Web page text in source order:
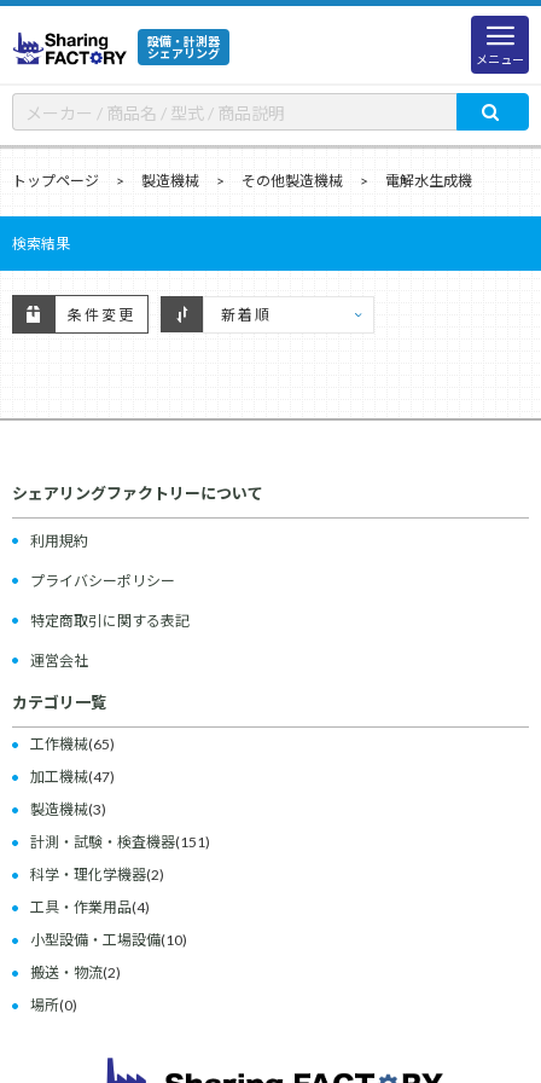
設備・計測器
シェアリング
メニュー
トップページ 製造機械 その他製造機械 電解水生成機
検索結果
条件変更
シェアリングファクトリーについて
利用規約
プライバシーポリシー
特定商取引に関する表記
運営会社
カテゴリ一覧
工作機械(65)
加工機械(47)
製造機械(3)
計測・試験・検査機器(151)
科学・理化学機器(2)
工具・作業用品(4)
小型設備・工場設備(10)
搬送・物流(2)
場所(0)